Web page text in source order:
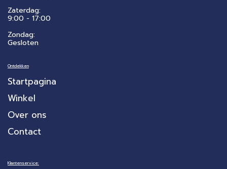
Zaterdag:
​9:00 - 17:00
Zondag:
Gesloten
Ontdekken
Startpagina
Winkel
Over ons
Contact
Klantenservice: